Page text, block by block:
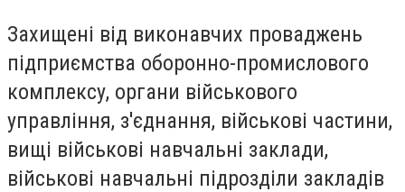
Захищені від виконавчих проваджень
підприємства оборонно-промислового
комплексу, органи військового
управління, з'єднання, військові частини,
вищі військові навчальні заклади,
військові навчальні підрозділи закладів